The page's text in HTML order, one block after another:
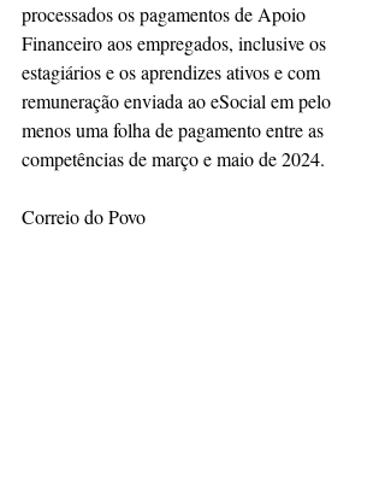
processados os pagamentos de Apoio
Financeiro aos empregados, inclusive os
estagiários e os aprendizes ativos e com
remuneração enviada ao eSocial em pelo
menos uma folha de pagamento entre as
competências de março e maio de 2024.
Correio do Povo